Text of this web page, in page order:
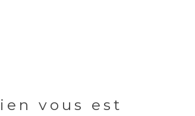
vous est